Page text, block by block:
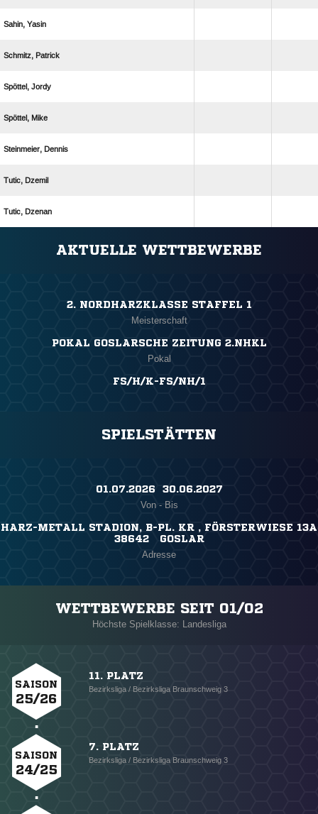
 
 
 
 
 
 
 
AKTUELLE WETTBEWERBE
2. NORDHARZKLASSE STAFFEL 1
Meisterschaft
POKAL GOSLARSCHE ZEITUNG 2.NHKL
Pokal
FS/H/K-FS/NH/1
SPIELSTÄTTEN
01.07.2026 ​ 30.06.2027
Von - Bis
HARZ-METALL STADION, B-PL. KR , FÖRSTERWIESE 13A
38642 GOSLAR
Adresse
WETTBEWERBE SEIT 01/02
Höchste Spielklasse: Landesliga
SAISON
25/26
11. PLATZ
Bezirksliga / Bezirksliga Braunschweig 3
SAISON
24/25
7. PLATZ
Bezirksliga / Bezirksliga Braunschweig 3